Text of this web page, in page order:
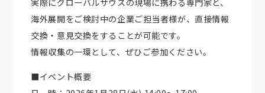
海外展開をご検討中の企業ご担当者様が、直接情報
交換・意見交換をすることが可能です。
情報収集の一環として、ぜひご参加ください。
■イベント概要